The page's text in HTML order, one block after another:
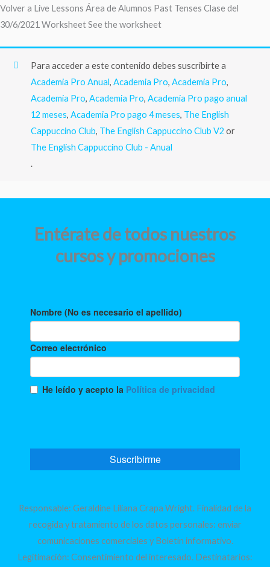
Ir
al
Volver a Live Lessons Área de Alumnos Past Tenses Clase del
30/6/2021 Worksheet See the worksheet
Para acceder a este contenido debes suscribirte a
Academia Pro Anual,Academia Pro,Academia Pro,
Academia Pro,Academia Pro,Academia Pro pago anual
12 meses,Academia Pro pago 4 meses, The English
Cappuccino Club, The English Cappuccino Club V2 or
The English Cappuccino Club - Anual
.
Entérate de todos nuestros
cursos y promociones
Responsable: Geraldine Liliana Crapa Wright. Finalidad de la
recogida y tratamiento de los datos personales: enviar
comunicaciones comerciales y Boletín informativo.
Legitimación: Consentimiento del interesado. Destinatarios: